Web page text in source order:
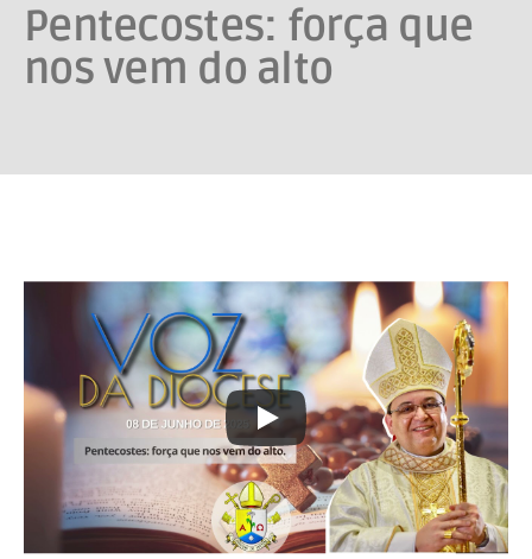
Pentecostes: força que
nos vem do alto